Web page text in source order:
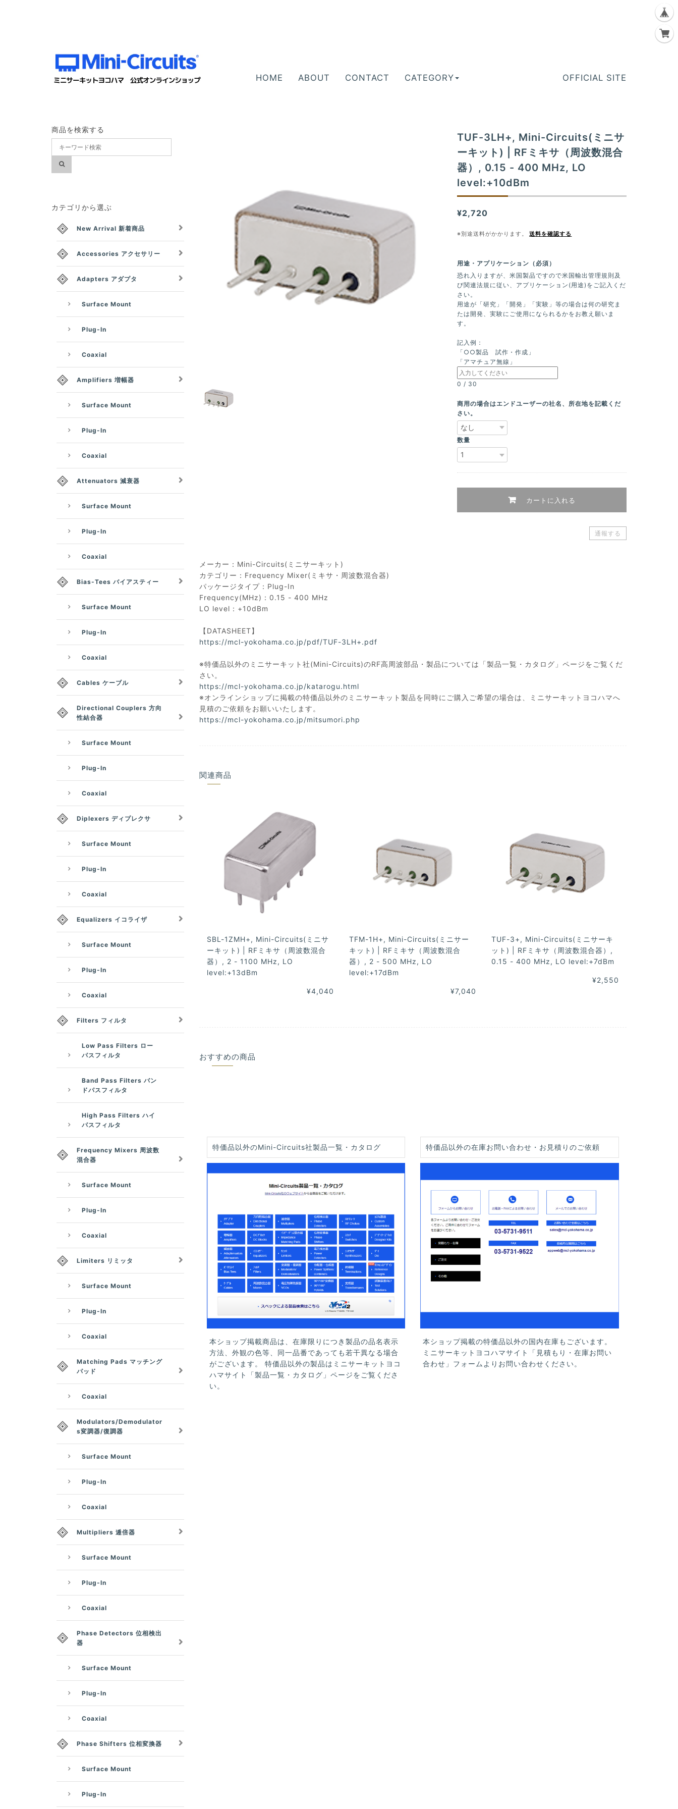
HOME ABOUT CONTACT CATEGORY OFFICIAL SITE
TUF-3LH+, Mini-Circuits(ミニサ
ーキット) | RFミキサ（周波数混合
器）, 0.15 - 400 MHz, LO
level:+10dBm
¥2,720
※別途送料がかかります。 送料を確認する
用途・アプリケーション（必須）
恐れ入りますが、米国製品ですので米国輸出管理規則及
び関連法規に従い、アプリケーション(用途)をご記入くだ
さい。
用途が「研究」「開発」「実験」等の場合は何の研究ま
たは開発、実験にご使用になられるかをお教え願いま
す。
記入例：
「○○製品 試作・作成」
「アマチュア無線」
0 / 30
商用の場合はエンドユーザーの社名、所在地を記載くだ
さい。
数量
カートに入れる
通報する
メーカー：Mini-Circuits(ミニサーキット)
カテゴリー：Frequency Mixer(ミキサ・周波数混合器)
パッケージタイプ：Plug-In
Frequency(MHz)：0.15 - 400 MHz
LO level：+10dBm
【DATASHEET】
https://mcl-yokohama.co.jp/pdf/TUF-3LH+.pdf
※特価品以外のミニサーキット社(Mini-Circuits)のRF高周波部品・製品については「製品一覧・カタログ」ページをご覧くだ
さい。
https://mcl-yokohama.co.jp/katarogu.html
※オンラインショップに掲載の特価品以外のミニサーキット製品を同時にご購入ご希望の場合は、ミニサーキットヨコハマへ
見積のご依頼をお願いいたします。
https://mcl-yokohama.co.jp/mitsumori.php
関連商品
SBL-1ZMH+, Mini-Circuits(ミニサ
ーキット) | RFミキサ（周波数混合
器）, 2 - 1100 MHz, LO
level:+13dBm
¥4,040
TFM-1H+, Mini-Circuits(ミニサー
キット) | RFミキサ（周波数混合
器）, 2 - 500 MHz, LO
level:+17dBm
¥7,040
TUF-3+, Mini-Circuits(ミニサーキ
ット) | RFミキサ（周波数混合器）,
0.15 - 400 MHz, LO level:+7dBm
¥2,550
おすすめの商品
特価品以外のMini-Circuits社製品一覧・カタログ
本ショップ掲載商品は、在庫限りにつき製品の品名表示
方法、外観の色等、同一品番であっても若干異なる場合
がございます。 特価品以外の製品はミニサーキットヨコ
ハマサイト「製品一覧・カタログ」ページをご覧くださ
い。
特価品以外の在庫お問い合わせ・お見積りのご依頼
本ショップ掲載の特価品以外の国内在庫もございます。
ミニサーキットヨコハマサイト「見積もり・在庫お問い
合わせ」フォームよりお問い合わせください。
商品を検索する
カテゴリから選ぶ
New Arrival 新着商品
Accessories アクセサリー
Adapters アダプタ
Surface Mount
Plug-In
Coaxial
Amplifiers 増幅器
Surface Mount
Plug-In
Coaxial
Attenuators 減衰器
Surface Mount
Plug-In
Coaxial
Bias-Tees バイアスティー
Surface Mount
Plug-In
Coaxial
Cables ケーブル
Directional Couplers 方向
性結合器
Surface Mount
Plug-In
Coaxial
Diplexers ディプレクサ
Surface Mount
Plug-In
Coaxial
Equalizers イコライザ
Surface Mount
Plug-In
Coaxial
Filters フィルタ
Low Pass Filters ロー
パスフィルタ
Band Pass Filters バン
ドパスフィルタ
High Pass Filters ハイ
パスフィルタ
Frequency Mixers 周波数
混合器
Surface Mount
Plug-In
Coaxial
Limiters リミッタ
Surface Mount
Plug-In
Coaxial
Matching Pads マッチング
パッド
Coaxial
Modulators/Demodulator
s変調器/復調器
Surface Mount
Plug-In
Coaxial
Multipliers 逓倍器
Surface Mount
Plug-In
Coaxial
Phase Detectors 位相検出
器
Surface Mount
Plug-In
Coaxial
Phase Shifters 位相変換器
Surface Mount
Plug-In